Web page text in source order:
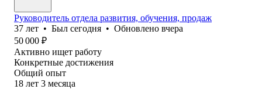
Руководитель отдела развития, обучения, продаж
37 лет • Был сегодня • Обновлено вчера
50 000 ₽
Активно ищет работу
Конкретные достижения
Общий опыт
18 лет 3 месяца